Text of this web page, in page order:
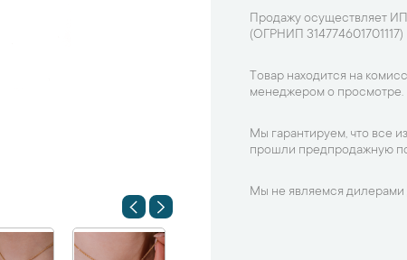
Продажу осуществляет
(ОГРНИП 314774601701117)
Товар находится на
менеджером о просмотре.
Мы гарантируем, что все
прошли предпродажную
Мы не являемся дилерами